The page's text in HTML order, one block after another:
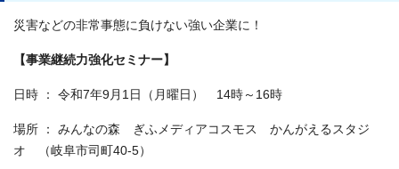
災害などの非常事態に負けない強い企業に！
【事業継続力強化セミナー】
日時 ： 令和7年9月1日（月曜日） 14時～16時
場所 ： みんなの森 ぎふメディアコスモス かんがえるスタジ
オ （岐阜市司町40-5）